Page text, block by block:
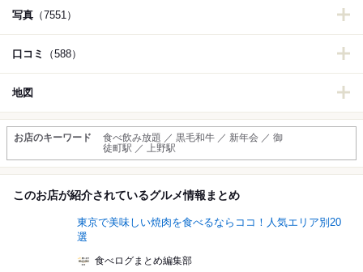
写真 （7551）
口コミ （588）
地図
お店のキーワード
食べ飲み放題 ／ 黒毛和牛 ／ 新年会 ／ 御
徒町駅 ／ 上野駅
このお店が紹介されているグルメ情報まとめ
東京で美味しい焼肉を食べるならココ！人気エリア別20
選
食べログまとめ編集部